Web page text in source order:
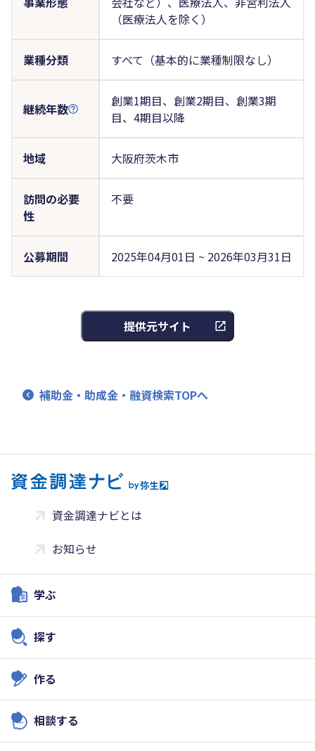
（医療法人を除く）
業種分類 すべて（基本的に業種制限なし）
継続年数
創業1期目、創業2期目、創業3期
目、4期目以降
地域 大阪府茨木市
訪問の必要
性
不要
公募期間 2025年04月01日 ~ 2026年03月31日
提供元サイト
補助金・助成金・融資検索TOPへ
資金調達ナビとは
お知らせ
学ぶ
探す
作る
相談する